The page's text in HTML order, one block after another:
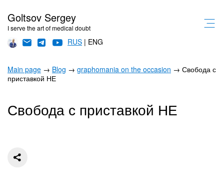
Goltsov Sergey
I serve the art of medical doubt
RUS | ENG
Main page → Blog → graphomania on the occasion → Свобода с
приставкой НЕ
Свобода с приставкой НЕ